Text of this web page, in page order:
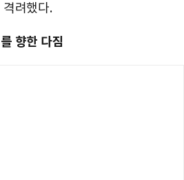
격려했다.
향한 다짐